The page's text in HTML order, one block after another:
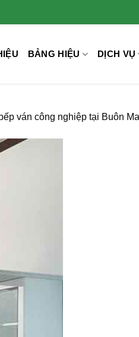
BẢNG HIỆU DỊCH VỤ
ván công nghiệp tại Buôn